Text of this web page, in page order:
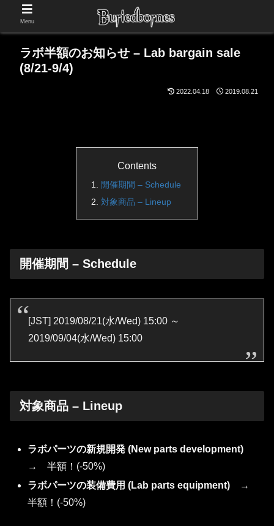
ラボ半額のお知らせ – Lab bargain sale
(8/21-9/4)
2022.04.18 2019.08.21
Contents
開催期間 – Schedule
対象商品 – Lineup
開催期間 – Schedule
[JST] 2019/08/21(水/Wed) 15:00 ～
2019/09/04(水/Wed) 15:00
対象商品 – Lineup
ラボパーツの新規開発 (New parts development)
→ 半額！(-50%)
ラボパーツの装備費用 (Lab parts equipment) →
半額！(-50%)
Menu